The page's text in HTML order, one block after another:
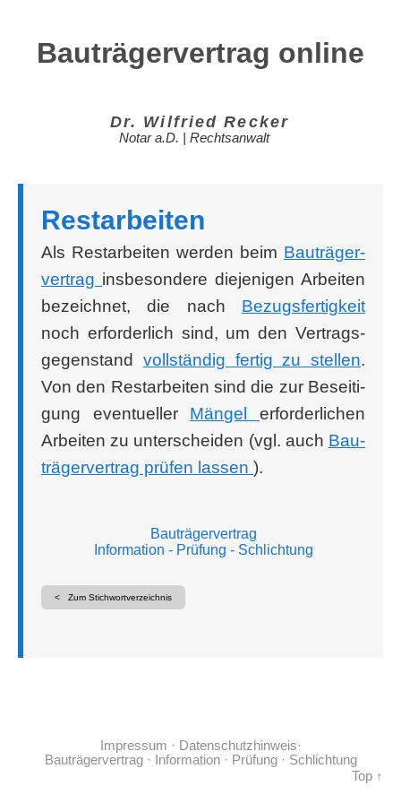
Bauträgervertrag online
Dr. Wil­fried Recker
Notar a.D. | Rechtsanwalt
Rest­ar­bei­ten
Als Rest­ar­bei­ten wer­den beim Bau­trä­ger­
ver­trag ins­be­son­de­re die­je­ni­gen Arbei­ten
bezeich­net, die nach Bezugs­fer­tig­keit
noch erfor­der­lich sind, um den Ver­trags­
ge­gen­stand voll­stän­dig fer­tig zu stel­len.
Von den Rest­ar­bei­ten sind die zur Besei­ti­
gung even­tu­el­ler Män­gelerfor­der­li­chen
Arbei­ten zu unter­schei­den (vgl. auch Bau­
trä­ger­ver­trag prü­fen las­sen ).
Bauträgervertrag
Information - Prüfung - Schlichtung
< Zum Stichwortverzeichnis
Impressum · Datenschutzhinweis·
Bauträgervertrag· Information· Prüfung· Schlichtung
Top ↑